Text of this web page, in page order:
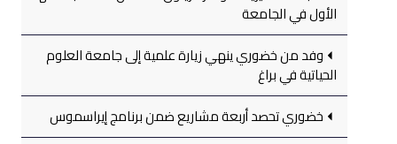
الأول في الجامعة
وفد من خضوري ينهي زيارة علمية إلى جامعة العلوم
الحياتية في براغ
خضوري تحصد أربعة مشاريع ضمن برنامج إيراسموس